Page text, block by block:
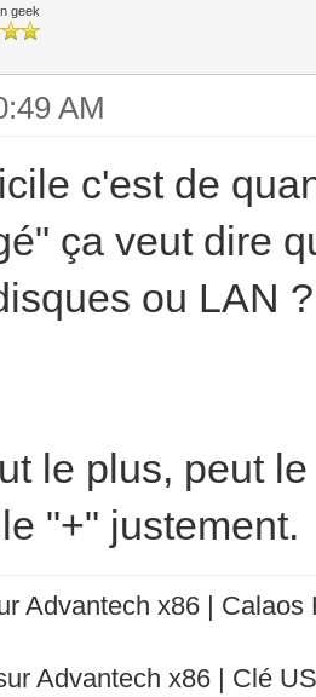
geek
AM
c'est de
ça veut dire
ou LAN
le plus, peut
"+" justement.
Advantech x86 |
Advantech x86 | Clé